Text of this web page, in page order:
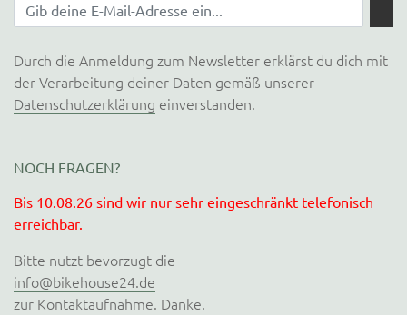
Durch die Anmeldung zum Newsletter erklärst du dich mit
der Verarbeitung deiner Daten gemäß unserer
Datenschutzerklärung einverstanden.
NOCH FRAGEN?
Bis 10.08.26 sind wir nur sehr eingeschränkt telefonisch
erreichbar.
Bitte nutzt bevorzugt die
info@bikehouse24.de
zur Kontaktaufnahme. Danke.